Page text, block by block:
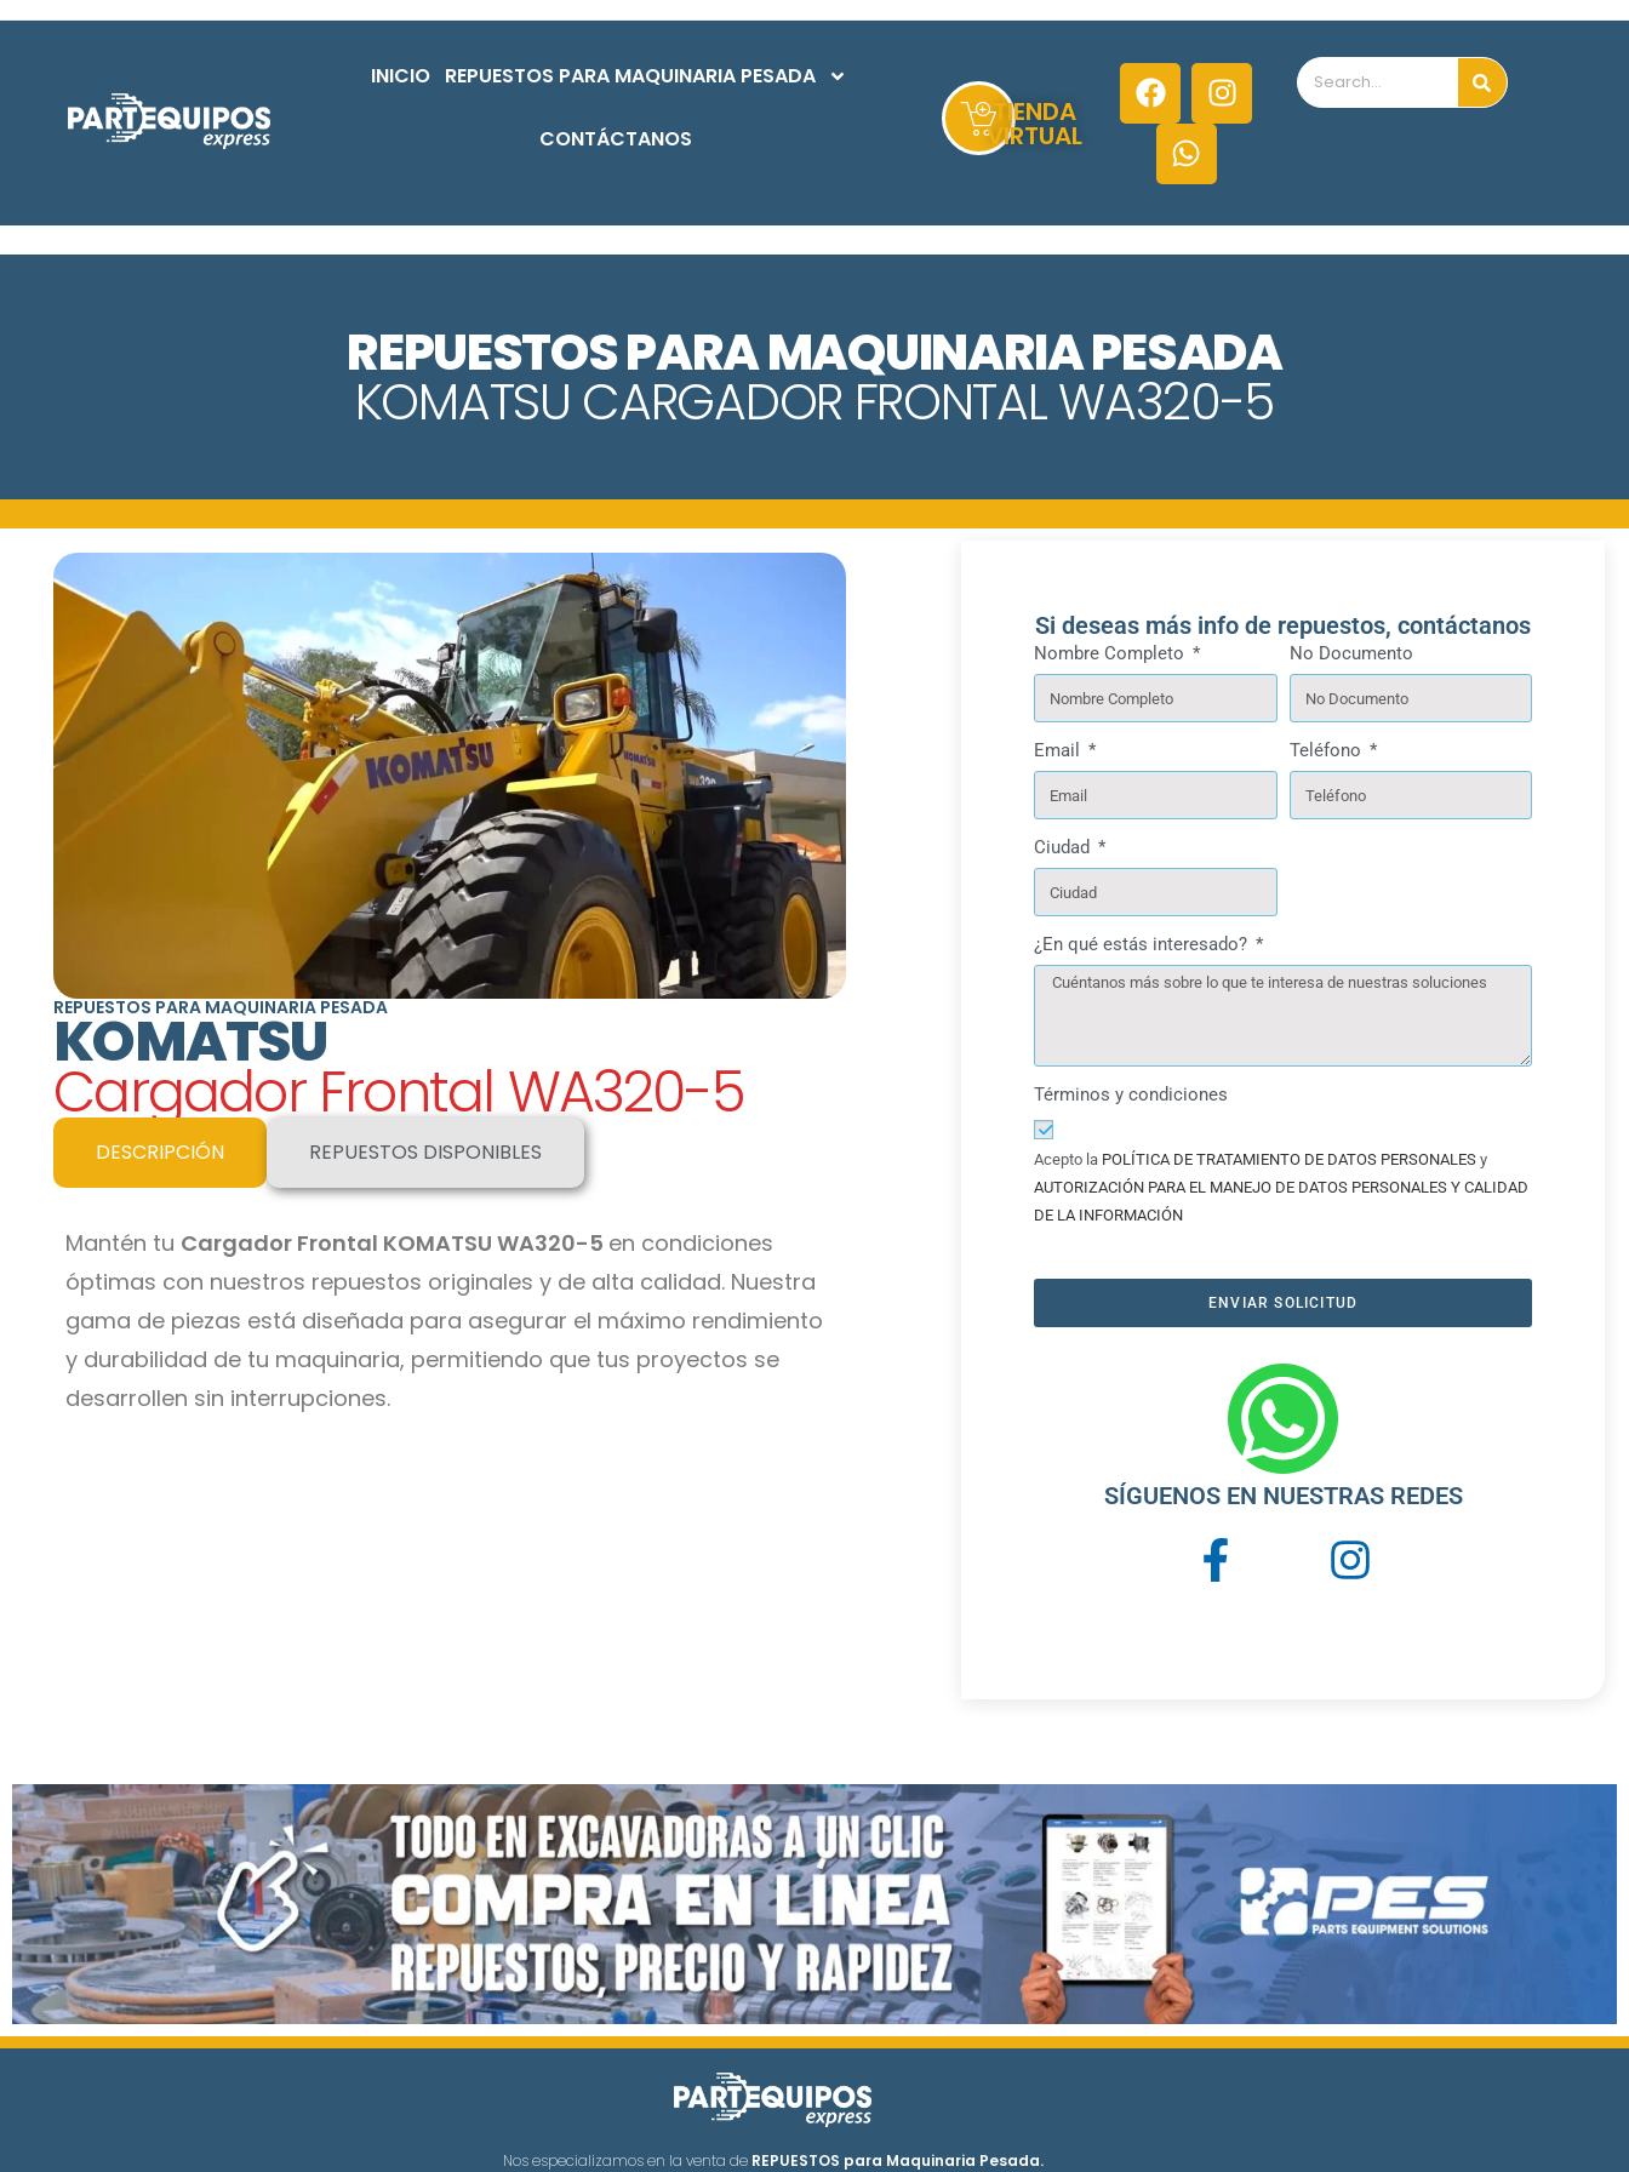
INICIO REPUESTOS PARA MAQUINARIA PESADA
CONTÁCTANOS
TIENDA
VIRTUAL
REPUESTOS PARA MAQUINARIA PESADA
KOMATSU CARGADOR FRONTAL WA320-5
REPUESTOS PARA MAQUINARIA PESADA
KOMATSU
Cargador Frontal WA320-5
DESCRIPCIÓN REPUESTOS DISPONIBLES
Mantén tu Cargador Frontal KOMATSU WA320-5 en condiciones
óptimas con nuestros repuestos originales y de alta calidad. Nuestra
gama de piezas está diseñada para asegurar el máximo rendimiento
y durabilidad de tu maquinaria, permitiendo que tus proyectos se
desarrollen sin interrupciones.
Si deseas más info de repuestos, contáctanos
Nombre Completo No Documento
Email Teléfono
Ciudad
¿En qué estás interesado?
Términos y condiciones
Acepto la POLÍTICA DE TRATAMIENTO DE DATOS PERSONALESy
AUTORIZACIÓN PARA EL MANEJO DE DATOS PERSONALES Y CALIDAD
DE LA INFORMACIÓN
ENVIAR SOLICITUD
SÍGUENOS EN NUESTRAS REDES
Nos especializamos en la venta de REPUESTOS para Maquinaria Pesada.